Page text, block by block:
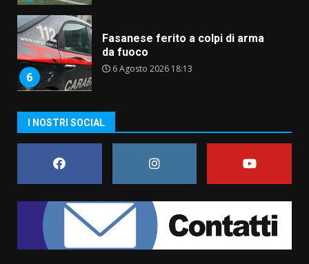
6
Fasanese ferito a colpi di arma
da fuoco
6 Agosto 2026 18:13
di aperture straordinarie del
Comune di Fasano
6 Agosto 2026 14:16
1
La Banda Città di Fasano apre
ufficialmente la Festa di
Savelletri
8 Agosto 2026 11:00
I NOSTRI SOCIAL